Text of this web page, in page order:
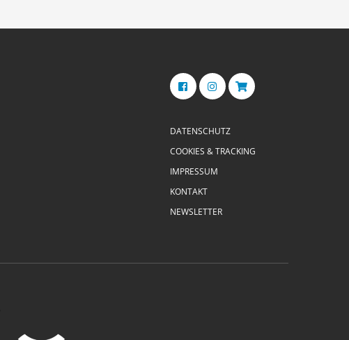
DATENSCHUTZ
COOKIES & TRACKING
IMPRESSUM
KONTAKT
NEWSLETTER